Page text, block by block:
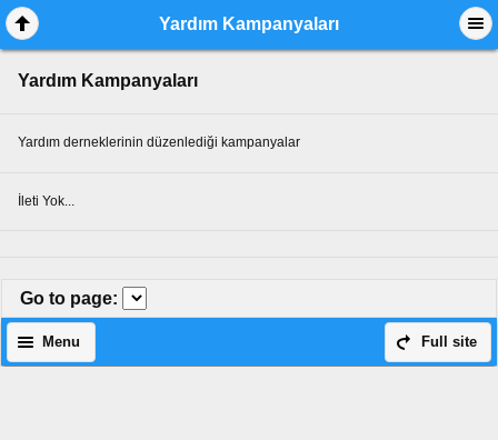
Yardım Kampanyaları
Yardım Kampanyaları
Yardım derneklerinin düzenlediği kampanyalar
İleti Yok...
Go to page:
Full site
Menu